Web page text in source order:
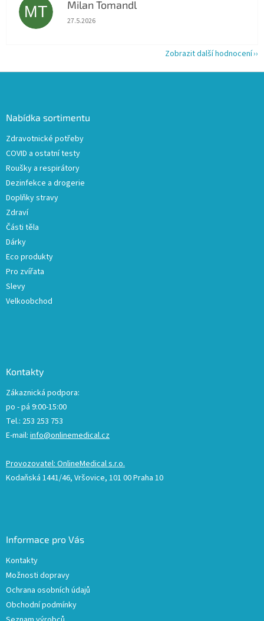
MT Milan Tomandl
Hodnocení obchodu je 5 z 5 hvězdiček.
27.5.2026
Zobrazit další hodnocení
Nabídka sortimentu
Zdravotnické potřeby
COVID a ostatní testy
Roušky a respirátory
Dezinfekce a drogerie
Doplňky stravy
Zdraví
Části těla
Dárky
Eco produkty
Pro zvířata
Slevy
Velkoobchod
Kontakty
Zákaznická podpora:
po - pá 9:00-15:00
Tel.: 253 253 753
E-mail: info@onlinemedical.cz
Provozovatel: OnlineMedical s.r.o.
Kodaňská 1441/46, Vršovice, 101 00 Praha 10
Informace pro Vás
Kontakty
Možnosti dopravy
Ochrana osobních údajů
Obchodní podmínky